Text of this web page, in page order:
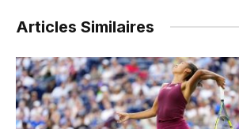
Articles Similaires